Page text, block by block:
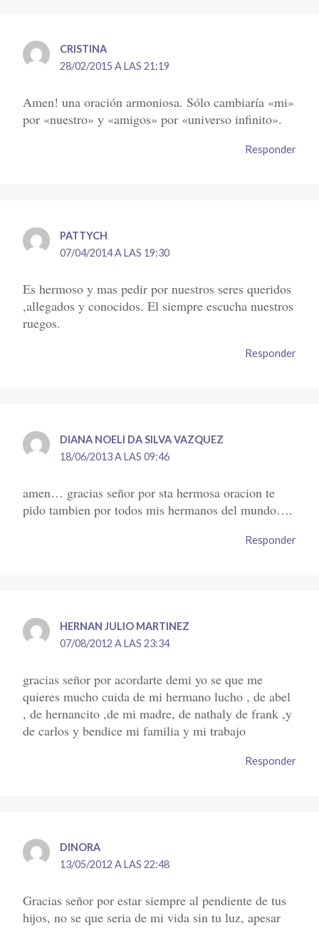
CRISTINA
28/02/2015 A LAS 21:19
Amen! una oración armoniosa. Sólo cambiaría «mi»
por «nuestro» y «amigos» por «universo infinito».
Responder
PATTYCH
07/04/2014 A LAS 19:30
Es hermoso y mas pedir por nuestros seres queridos
,allegados y conocidos. El siempre escucha nuestros
ruegos.
Responder
DIANA NOELI DA SILVA VAZQUEZ
18/06/2013 A LAS 09:46
amen… gracias señor por sta hermosa oracion te
pido tambien por todos mis hermanos del mundo….
Responder
HERNAN JULIO MARTINEZ
07/08/2012 A LAS 23:34
gracias señor por acordarte demi yo se que me
quieres mucho cuida de mi hermano lucho , de abel
, de hernancito ,de mi madre, de nathaly de frank ,y
de carlos y bendice mi familia y mi trabajo
Responder
DINORA
13/05/2012 A LAS 22:48
Gracias señor por estar siempre al pendiente de tus
hijos, no se que seria de mi vida sin tu luz, apesar